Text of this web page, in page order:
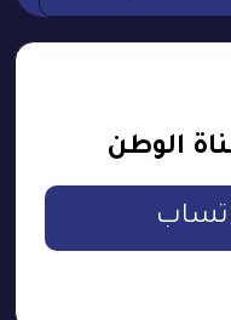
الوطن